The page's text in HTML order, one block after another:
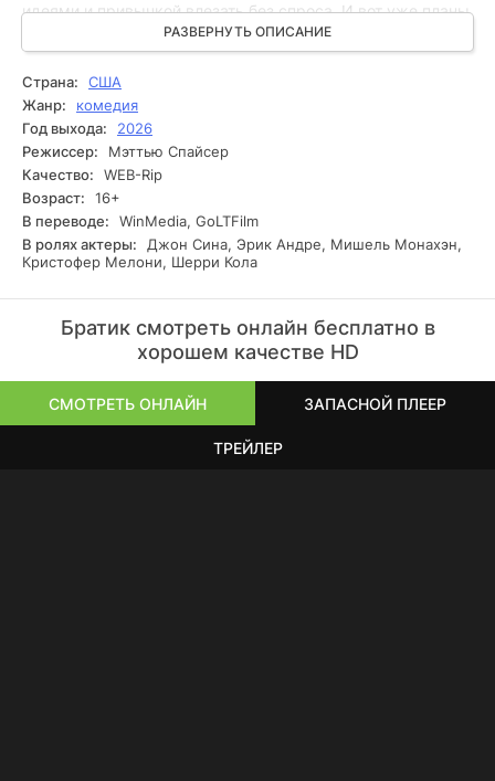
идеями и привычкой влезать без спроса. И вот уже планы
трещат по швам, сделки срываются, дома бардак, в
голове тоже. Приходится как-то уживаться и заново
собирать себя по кусочкам.
РАЗВЕРНУТЬ ОПИСАНИЕ
Страна:
США
Жанр:
комедия
Год выхода:
2026
Режиссер:
Мэттью Спайсер
Качество:
WEB-Rip
Возраст:
16+
В переводе:
WinMedia, GoLTFilm
В ролях актеры:
Джон Сина, Эрик Андре, Мишель Монахэн,
Кристофер Мелони, Шерри Кола
Братик смотреть онлайн бесплатно в
хорошем качестве HD
СМОТРЕТЬ ОНЛАЙН ЗАПАСНОЙ ПЛЕЕР
ТРЕЙЛЕР